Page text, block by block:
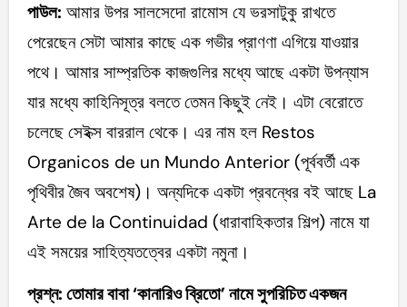
পাউল: আমার উপর সালসেদো রামোস যে ভরসাটুকু রাখতে
পেরেছেন সেটা আমার কাছে এক গভীর প্রাণণা এগিয়ে যাওয়ার
পথে। আমার সাম্প্রতিক কাজগুলির মধ্যে আছে একটা উপন্যাস
যার মধ্যে কাহিনিসূত্র বলতে তেমন কিছুই নেই। এটা বেরোতে
চলেছে সেইক্স বাররাল থেকে। এর নাম হল Restos
Organicos de un Mundo Anterior (পূর্ববর্তী এক
পৃথিবীর জৈব অবশেষ)। অন্যদিকে একটা প্রবন্ধের বই আছে La
Arte de la Continuidad (ধারাবাহিকতার শিল্প) নামে যা
এই সময়ের সাহিত্যতত্বের একটা নমুনা।
প্রশ্ন: তোমার বাবা ‘কানারিও ব্রিতো’ নামে সুপরিচিত একজন